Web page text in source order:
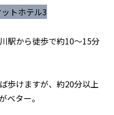
駅から徒歩で約10～15分
歩けますが、約20分以上
ベター。